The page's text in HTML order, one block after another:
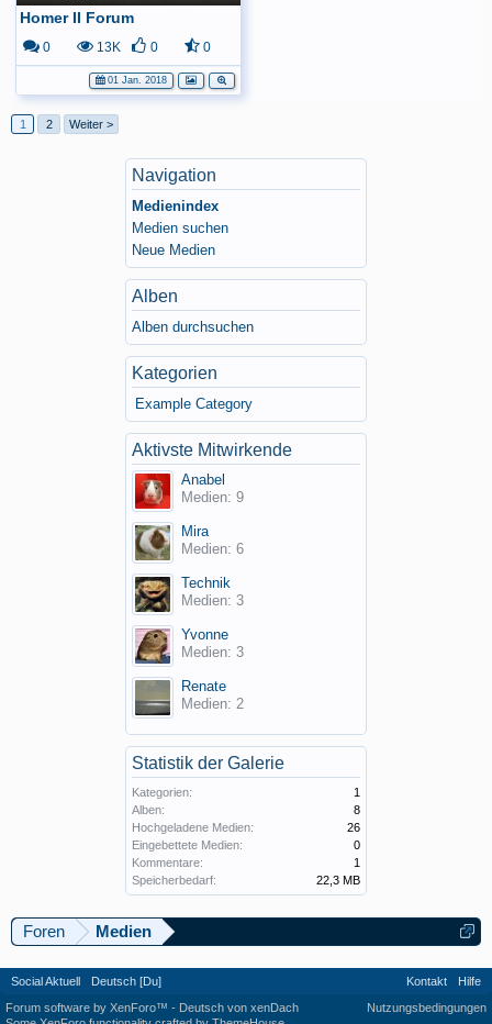
Homer II Forum
0 13K 0 0
01 Jan. 2018
1 2 Weiter >
Navigation
Medienindex
Medien suchen
Neue Medien
Alben
Alben durchsuchen
Kategorien
Example Category
Aktivste Mitwirkende
Anabel
Medien: 9
Mira
Medien: 6
Technik
Medien: 3
Yvonne
Medien: 3
Renate
Medien: 2
Statistik der Galerie
Kategorien:
1
Alben:
8
Hochgeladene Medien:
26
Eingebettete Medien:
0
Kommentare:
1
Speicherbedarf:
22,3 MB
Foren Medien
Social Aktuell Deutsch [Du] Kontakt
Hilfe
Nutzungsbedingungen
Forum software by XenForo™ - Deutsch von xenDach